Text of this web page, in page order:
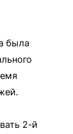
была
2-й